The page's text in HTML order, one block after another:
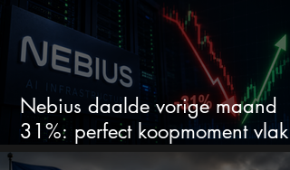
Nebius daalde vorige maand
31%: perfect koopmoment vlak
voor kwartaalcijfers?